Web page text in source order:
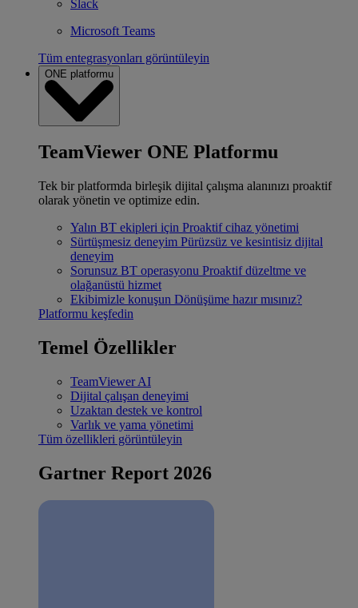
Slack
Microsoft Teams
Tüm entegrasyonları görüntüleyin
ONE platformu
TeamViewer ONE Platformu
Tek bir platformda birleşik dijital çalışma alanınızı proaktif
olarak yönetin ve optimize edin.
Yalın BT ekipleri için Proaktif cihaz yönetimi
Sürtüşmesiz deneyim Pürüzsüz ve kesintisiz dijital
deneyim
Sorunsuz BT operasyonu Proaktif düzeltme ve
olağanüstü hizmet
Ekibimizle konuşun Dönüşüme hazır mısınız?
Platformu keşfedin
Temel Özellikler
TeamViewer AI
Dijital çalışan deneyimi
Uzaktan destek ve kontrol
Varlık ve yama yönetimi
Tüm özellikleri görüntüleyin
Gartner Report 2026